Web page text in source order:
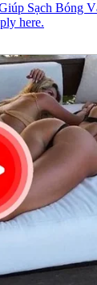
Sạch Bóng
here.